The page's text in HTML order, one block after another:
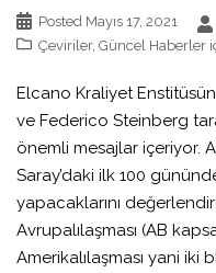
Posted Mayıs 17, 2021
Çeviriler, Güncel Haberler
Elcano Kraliyet
ve Federico Steinberg
önemli mesajlar içeriyor.
Saray’daki ilk 100
yapacaklarını
Avrupalılaşması (AB
Amerikalılaşması yani iki